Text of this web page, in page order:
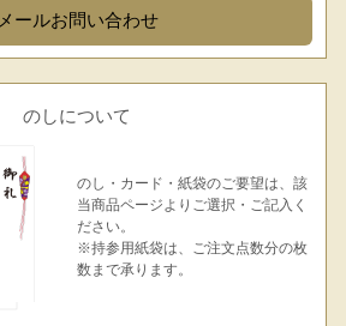
メールお問い合わせ
のしについて
のし・カード・紙袋のご要望は、該
当商品ページよりご選択・ご記入く
ださい。
※持参用紙袋は、ご注文点数分の枚
数まで承ります。